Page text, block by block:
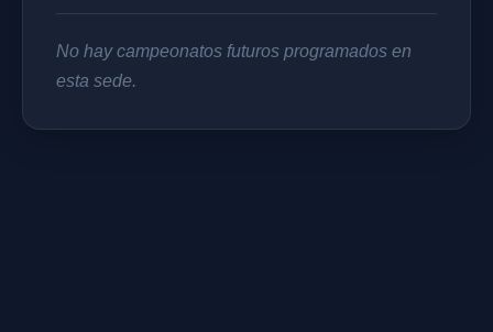
No hay campeonatos futuros programados en
esta sede.